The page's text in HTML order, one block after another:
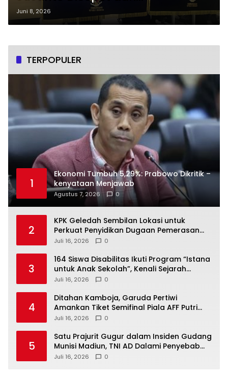
Ombudsman RI dan
Direkomendasikan Diberhentikan
Tetap
Juni 8, 2026
TERPOPULER
1
Ekonomi Tumbuh 5,29%: Prabowo Dikritik –
kenyataan Menjawab
Agustus 7, 2026 0
2
KPK Geledah Sembilan Lokasi untuk
Perkuat Penyidikan Dugaan Pemerasan
Bupati Sukoharjo Nonaktif
Juli 16, 2026 0
3
164 Siswa Disabilitas Ikuti Program “Istana
untuk Anak Sekolah”, Kenali Sejarah
Bangsa dan Pemerintahan
Juli 16, 2026 0
4
Ditahan Kamboja, Garuda Pertiwi
Amankan Tiket Semifinal Piala AFF Putri
2026
Juli 16, 2026 0
5
Satu Prajurit Gugur dalam Insiden Gudang
Munisi Madiun, TNI AD Dalami Penyebab
Ledakan
Juli 16, 2026 0